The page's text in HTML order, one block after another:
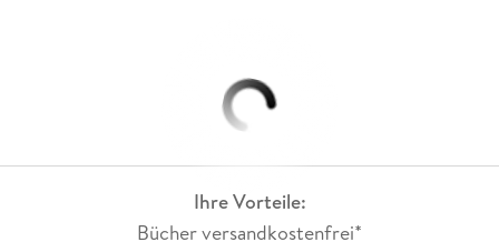
Ihre Vorteile:
Bücher versandkostenfrei*